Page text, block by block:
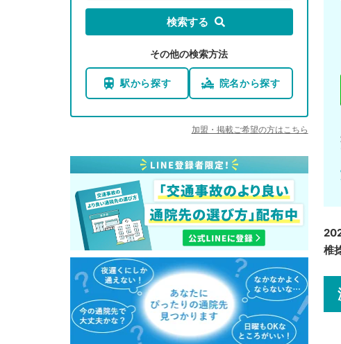
検索する
その他の検索方法
駅から探す 院名から探す
加盟・掲載ご希望の方はこちら
椎